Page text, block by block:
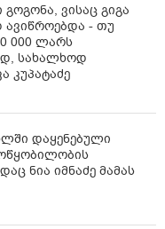
ვისაც გიგა
ავიწროებდა - თუ
000 ლარს
სახალხოდ
კუპატაძე
დაყენებული
ნია იმნაძე მამას